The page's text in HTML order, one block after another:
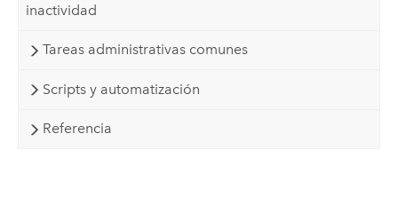
inactividad
Tareas administrativas comunes
Scripts y automatización
Referencia